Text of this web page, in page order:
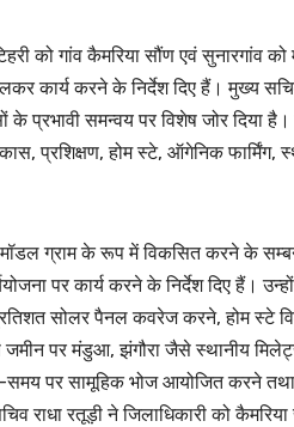
को गांव कैमरिया सौंण एवं
कार्य करने के निर्देश दिए हैं। मुख्य सचिव
प्रभावी समन्वय पर विशेष जोर दिया है।
प्रशिक्षण, होम स्टे, ऑगेनिक फार्मिंग,
ग्राम के रूप में विकसित करने के
पर कार्य करने के निर्देश दिए हैं।
सोलर पैनल कवरेज करने, होम स्टे
जमीन पर मंडुआ, झंगौरा जैसे स्थानीय
समय पर सामूहिक भोज आयोजित करने
राधा रतूड़ी ने जिलाधिकारी को